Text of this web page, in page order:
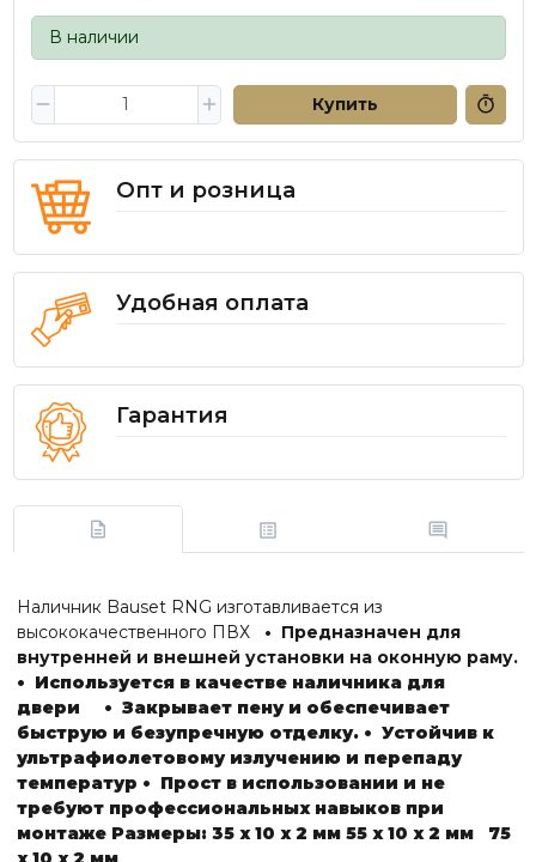
В наличии
Купить
Опт и розница
Удобная оплата
Гарантия
Наличник Bauset RNG изготавливается из
высококачественного ПВХ • Предназначен для
внутренней и внешней установки на оконную раму.
• Используется в качестве наличника для
двери • Закрывает пену и обеспечивает
быструю и безупречную отделку. • Устойчив к
ультрафиолетовому излучению и перепаду
температур • Прост в использовании и не
требуют профессиональных навыков при
монтаже Размеры: 35 х 10 х 2 мм 55 х 10 х 2 мм 75